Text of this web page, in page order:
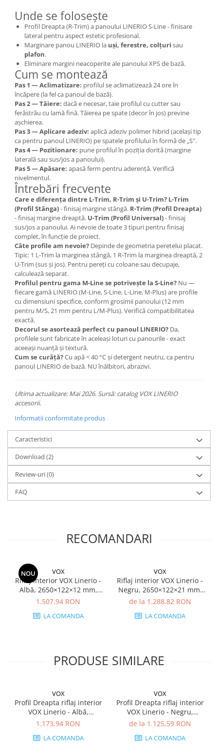
Unde se folosește
Profil Dreapta (R-Trim) a panoului LINERIO S-Line - finisare
lateral pentru aspect estetic profesional.
Marginare panou LINERIO la uși, ferestre, colțuri sau
plafon.
Eliminare margini neacoperite ale panoului XPS de bază.
Cum se montează
Pas 1 — Aclimatizare: profilul se aclimatizează 24 ore în
încăpere (la fel ca panoul de bază).
Pas 2 — Tăiere: dacă e necesar, taie profilul cu cutter sau
ferăstrău cu lamă fină. Tăierea pe spate (decor în jos) previne
așchierea.
Pas 3 — Aplicare adeziv: aplică adeziv polimer hibrid (același tip
ca pentru panoul LINERIO) pe spatele profilului în formă de „S".
Pas 4 — Pozitionare: pune profilul în poziția dorită (margine
laterală sau sus/jos a panoului).
Pas 5 — Apăsare: apasă ferm pentru aderență. Verifică
nivelmentul.
Întrebări frecvente
Care e diferența dintre L-Trim, R-Trim și U-Trim? L-Trim
(Profil Stânga)- finisaj margine stângă. R-Trim (Profil Dreapta)
- finisaj margine dreaptă. U-Trim (Profil Universal)- finisaj
sus/jos a panoului. Ai nevoie de toate 3 tipuri pentru finisaj
complet, în funcție de proiect.
Câte profile am nevoie? Depinde de geometria peretelui placat.
Tipic: 1 L-Trim la marginea stângă, 1 R-Trim la marginea dreaptă, 2
U-Trim (sus și jos). Pentru pereți cu coloane sau decupaje,
calculează separat.
Profilul pentru gama M-Line se potrivește la S-Line? Nu —
fiecare gamă LINERIO (M-Line, S-Line, L-Line, M-Plus) are profile
cu dimensiuni specifice, conform grosimii panoului (12 mm
pentru M/S, 21 mm pentru L/M-Plus). Verifică compatibilitatea
exactă.
Decorul se asortează perfect cu panoul LINERIO? Da,
profilele sunt fabricate în aceleași loturi cu panourile - exact
aceeași nuanță și textură.
Cum se curăță?Cu apă < 40 °C și detergent neutru, ca pentru
panoul LINERIO de bază. NU înălbitori, abrazivi.
Ultima actualizare: Mai 2026. Sursă: catalog VOX LINERIO
accesorii.
Informatii conformitate produs
Caracteristici
Download (2)
Review-uri(0)
FAQ
RECOMANDARI
NOU VOX
Riflaj interior VOX Linerio -
Albă, 2650×122×12 mm,
Polistiren Extrudat XPS, 5.17
1.507,94 RON
LA COMANDA
VOX
Riflaj interior VOX Linerio -
Negru, 2650×122×21 mm,
Polistiren Extrudat XPS, 3.88
de la 1.288,82 RON
LA COMANDA
PRODUSE SIMILARE
VOX
Profil Dreapta riflaj interior
VOX Linerio - Albă,
2650×26×12 mm, Polistiren
(35 bucăți)
1.173,94 RON
LA COMANDA
VOX
Profil Dreapta riflaj interior
VOX Linerio - Negru,
2650×21.5×21 mm,
mp/cutie (24 bucăți)
de la 1.125,59 RON
LA COMANDA